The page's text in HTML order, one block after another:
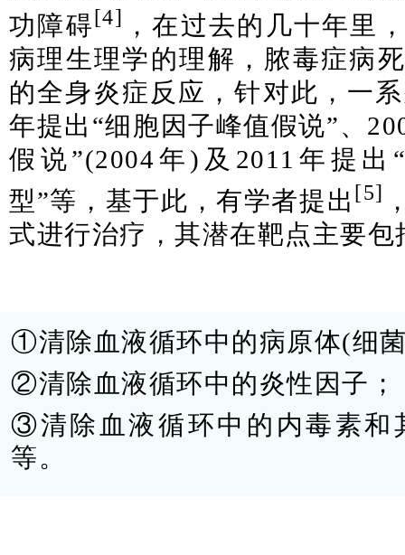
功障碍 [4]
，在过去的几十年里
病理生理学的理解，脓毒症病
的全身炎症反应，针对此，一
年提出“细胞因子峰值假说”、
假说”(2004年)及2011年提
型”等，基于此，有学者提出 [5]
式进行治疗，其潜在靶点主要包
①清除血液循环中的病原体(细
②清除血液循环中的炎性因子；
③清除血液循环中的内毒素和
等。